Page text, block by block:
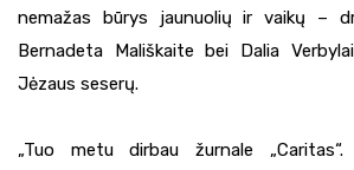
nemažas būrys jaunuolių ir vaikų –
Bernadeta Mališkaite bei Dalia
Jėzaus seserų.
„Tuo metu dirbau žurnale